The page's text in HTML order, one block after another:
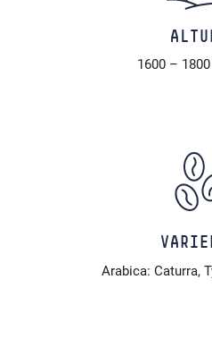
1600 –
Arabica: Caturra,